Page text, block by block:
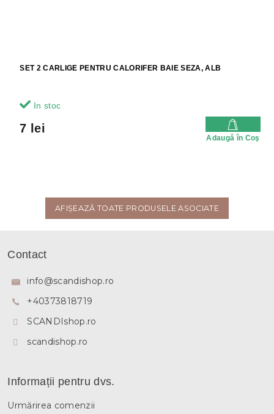
SET 2 CARLIGE PENTRU CALORIFER BAIE SEZA, ALB
In stoc
7 lei
Adaugă în Coş
AFIŞEAZĂ TOATE PRODUSELE ASOCIATE
Contact
info@scandishop.ro
+40373818719
SCANDIshop.ro
scandishop.ro
Informații pentru dvs.
Urmărirea comenzii